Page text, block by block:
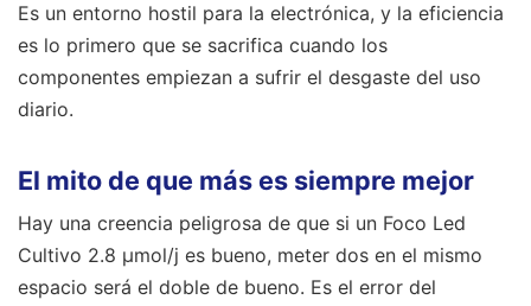
Es un entorno hostil para la electrónica, y la eficiencia
es lo primero que se sacrifica cuando los
componentes empiezan a sufrir el desgaste del uso
diario.
El mito de que más es siempre mejor
Hay una creencia peligrosa de que si un Foco Led
Cultivo 2.8 μmol/j es bueno, meter dos en el mismo
espacio será el doble de bueno. Es el error del